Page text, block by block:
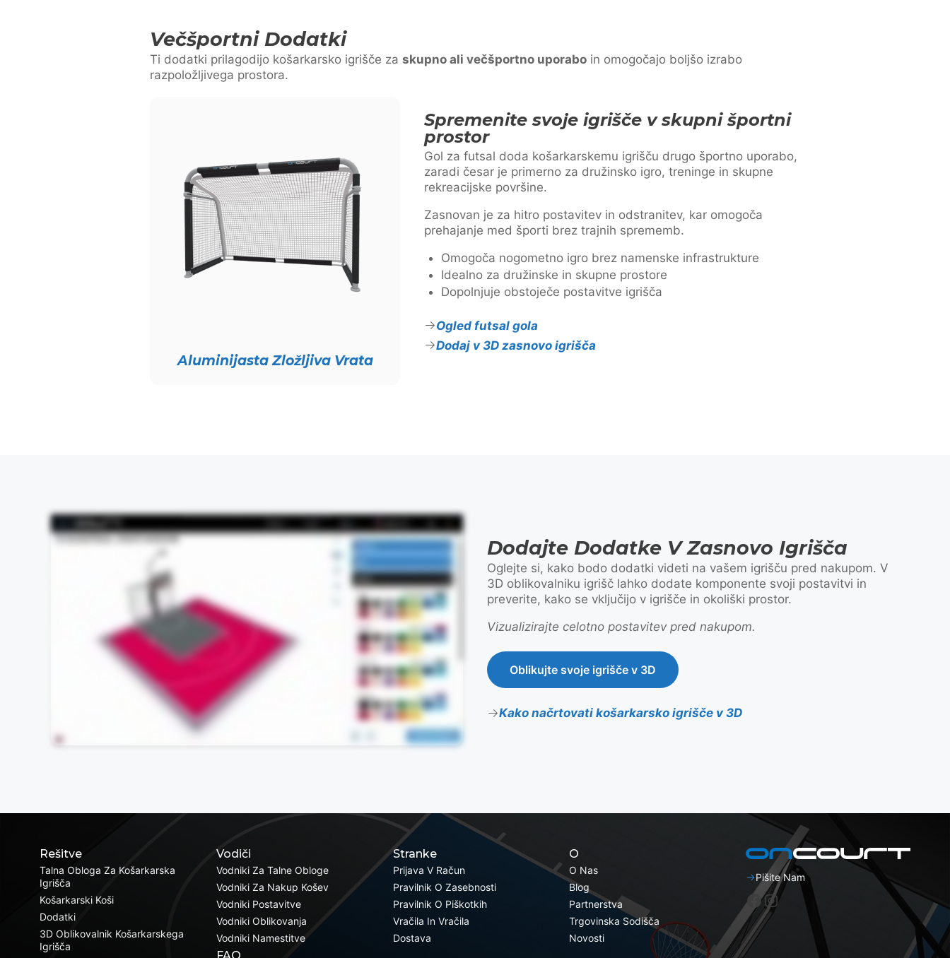
Večšportni Dodatki
Ti dodatki prilagodijo košarkarsko igrišče za skupno ali večšportno uporabo in omogočajo boljšo izrabo
razpoložljivega prostora.
Aluminijasta Zložljiva Vrata
Spremenite svoje igrišče v skupni športni
prostor
Gol za futsal doda košarkarskemu igrišču drugo športno uporabo,
zaradi česar je primerno za družinsko igro, treninge in skupne
rekreacijske površine.
Zasnovan je za hitro postavitev in odstranitev, kar omogoča
prehajanje med športi brez trajnih sprememb.
Omogoča nogometno igro brez namenske infrastrukture
Idealno za družinske in skupne prostore
Dopolnjuje obstoječe postavitve igrišča
Ogled futsal gola
Dodaj v 3D zasnovo igrišča
This video demonstrates the design process visually and does not contain spoken audio.
Dodajte Dodatke V Zasnovo Igrišča
Oglejte si, kako bodo dodatki videti na vašem igrišču pred nakupom. V
3D oblikovalniku igrišč lahko dodate komponente svoji postavitvi in
preverite, kako se vključijo v igrišče in okoliški prostor.
Vizualizirajte celotno postavitev pred nakupom.
Oblikujte svoje igrišče v 3D
Kako načrtovati košarkarsko igrišče v 3D
Rešitve
Talna Obloga Za Košarkarska
Igrišča
Košarkarski Koši
Dodatki
3D Oblikovalnik Košarkarskega
Igrišča
Vodiči
Vodniki Za Talne Obloge
Vodniki Za Nakup Košev
Vodniki Postavitve
Vodniki Oblikovanja
Vodniki Namestitve
Stranke
Prijava V Račun
Pravilnik O Zasebnosti
Pravilnik O Piškotkih
Vračila In Vračila
Dostava
O
O Nas
Blog
Partnerstva
Trgovinska Sodišča
Novosti
Pišite Nam
Facebook
Instagram